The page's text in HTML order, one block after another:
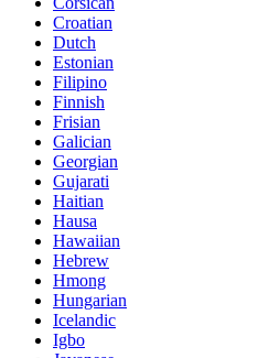
Croatian
Dutch
Estonian
Filipino
Finnish
Frisian
Galician
Georgian
Gujarati
Haitian
Hausa
Hawaiian
Hebrew
Hmong
Hungarian
Icelandic
Igbo